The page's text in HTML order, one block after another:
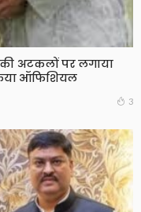
की अटकलों पर लगाया
ऑफिशियल
3